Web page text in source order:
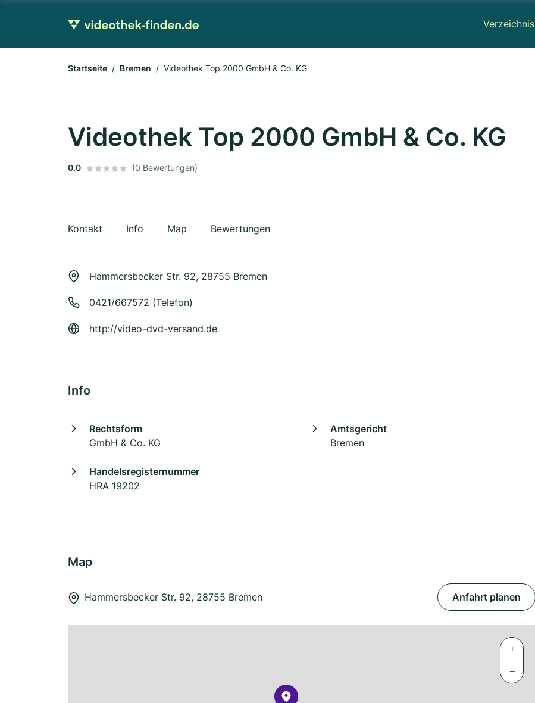
Verzeichnis
Startseite Bremen Videothek Top 2000 GmbH & Co. KG
Videothek Top 2000 GmbH & Co. KG
0.0 (0 Bewertungen)
Kontakt Info Map Bewertungen
Hammersbecker Str. 92, 28755 Bremen
0421/667572 (Telefon)
http://video-dvd-versand.de
Info
Rechtsform
GmbH & Co. KG
Amtsgericht
Bremen
Handelsregisternummer
HRA 19202
Map
Hammersbecker Str. 92, 28755 Bremen Anfahrt planen
+
−